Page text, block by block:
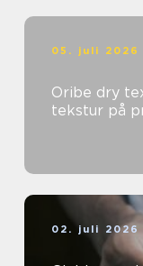
05. juli 2026
Oribe dry
tekstur på
02. juli 2026